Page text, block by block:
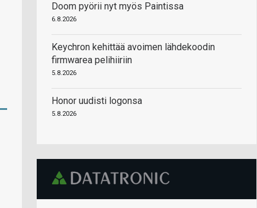
Doom pyörii nyt myös Paintissa
6.8.2026
Keychron kehittää avoimen lähdekoodin
firmwarea pelihiiriin
5.8.2026
Honor uudisti logonsa
5.8.2026